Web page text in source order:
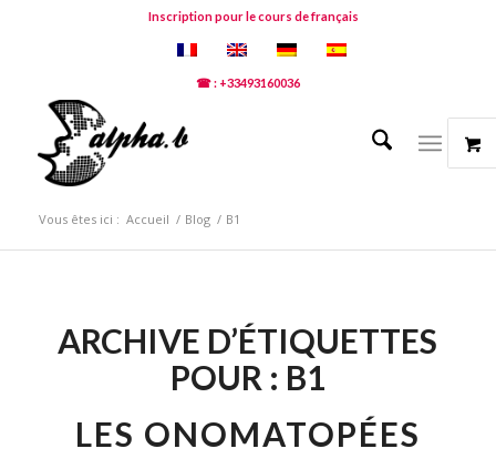
Inscription pour le cours de français
☎ : +33493160036
Vous êtes ici : Accueil / Blog / B1
ARCHIVE D’ÉTIQUETTES
POUR : B1
LES ONOMATOPÉES